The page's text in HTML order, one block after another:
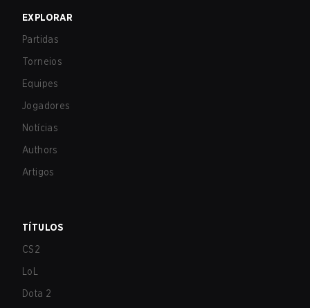
EXPLORAR
Partidas
Torneios
Equipes
Jogadores
Notícias
Authors
Artigos
TÍTULOS
CS2
LoL
Dota 2